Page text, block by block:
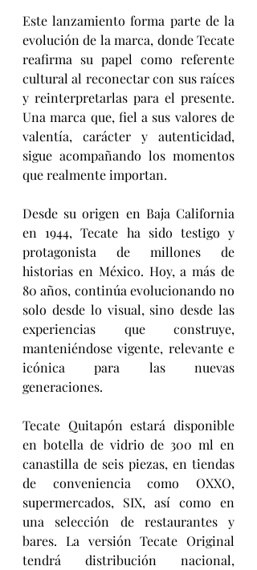
Este lanzamiento forma parte de la
evolución de la marca, donde Tecate
reafirma su papel como referente
cultural al reconectar con sus raíces
y reinterpretarlas para el presente.
Una marca que, fiel a sus valores de
valentía, carácter y autenticidad,
sigue acompañando los momentos
que realmente importan.
Desde su origen en Baja California
en 1944, Tecate ha sido testigo y
protagonista de millones de
historias en México. Hoy, a más de
80 años, continúa evolucionando no
solo desde lo visual, sino desde las
experiencias que construye,
manteniéndose vigente, relevante e
icónica para las nuevas
generaciones.
Tecate Quitapón estará disponible
en botella de vidrio de 300 ml en
canastilla de seis piezas, en tiendas
de conveniencia como OXXO,
supermercados, SIX, así como en
una selección de restaurantes y
bares. La versión Tecate Original
tendrá distribución nacional,